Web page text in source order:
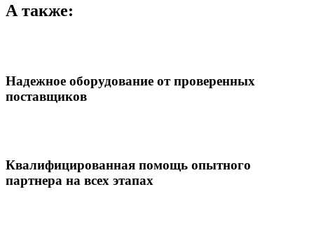
А также:
Надежное оборудование от проверенных
поставщиков
Квалифицированная помощь опытного
партнера на всех этапах